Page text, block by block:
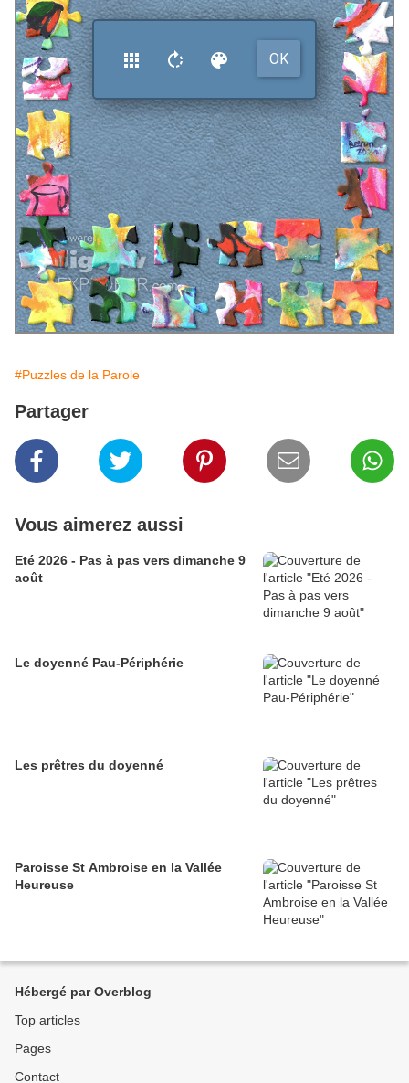
#Puzzles de la Parole
Partager
Vous aimerez aussi
Eté 2026 - Pas à pas vers dimanche 9
août
Le doyenné Pau-Périphérie
Les prêtres du doyenné
Paroisse St Ambroise en la Vallée
Heureuse
Hébergé par Overblog
Top articles
Pages
Contact